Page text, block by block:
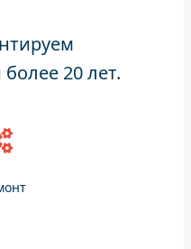
20 лет.